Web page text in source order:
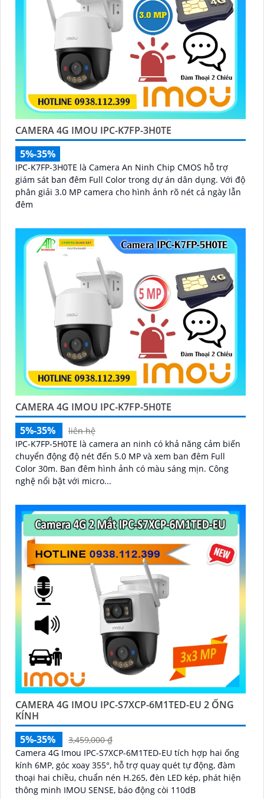
CAMERA 4G IMOU IPC-K7FP-3H0TE
5%-35%
IPC-K7FP-3H0TE là Camera An Ninh Chip CMOS hỗ trợ
giám sát ban đêm Full Color trong dự án dân dụng. Với độ
phân giải 3.0 MP camera cho hình ảnh rõ nét cả ngày lẫn
đêm
CAMERA 4G IMOU IPC-K7FP-5H0TE
5%-35%
liên hệ
IPC-K7FP-5H0TE là camera an ninh có khả năng cảm biến
chuyển động độ nét đến 5.0 MP và xem ban đêm Full
Color 30m. Ban đêm hình ảnh có màu sáng mịn. Công
nghệ nổi bật với micro...
CAMERA 4G IMOU IPC-S7XCP-6M1TED-EU 2 ỐNG
KÍNH
5%-35%
3,459,000 ₫
Camera 4G Imou IPC-S7XCP-6M1TED-EU tích hợp hai ống
kính 6MP, góc xoay 355°, hỗ trợ quay quét tự động, đàm
thoại hai chiều, chuẩn nén H.265, đèn LED kép, phát hiện
thông minh IMOU SENSE, báo động còi 110dB